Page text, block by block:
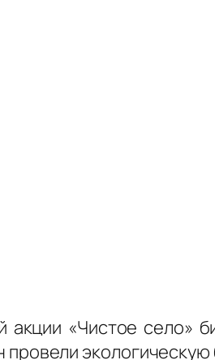
акции «Чистое